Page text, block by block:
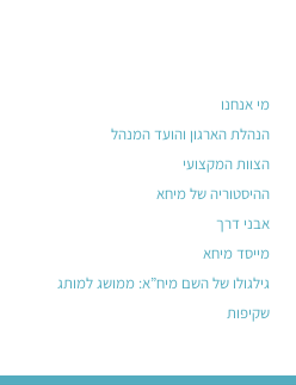
מי אנחנו
הנהלת הארגון והועד המנהל
הצוות המקצועי
ההיסטוריה של מיחא
אבני דרך
מייסד מיחא
גילגולו של השם מיח”א: ממושג למותג
שקיפות